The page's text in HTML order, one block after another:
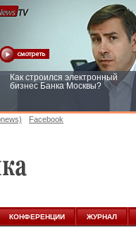
Как строился электронный
бизнес Банка Москвы?
Facebook
КОНФЕРЕНЦИИ ЖУРНАЛ